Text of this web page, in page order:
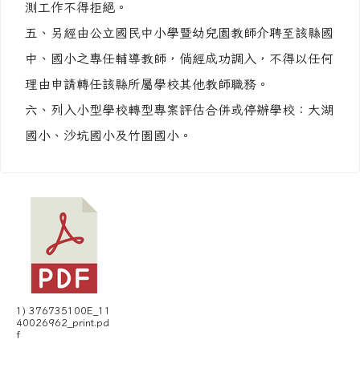
測工作不得拒絕。
五、另經由公立國民中小學暨幼兒園教師介聘至該縣國
中、國小之專任輔導教師，倘經成功調入，不得以任何
理由申請轉任該縣所屬學校其他教師職務。
六、列入小型學校轉型專案評估合併或停辦學校：大湖
國小、沙坑國小及竹園國小。
1) 376735100E_11
40026962_print.pd
f